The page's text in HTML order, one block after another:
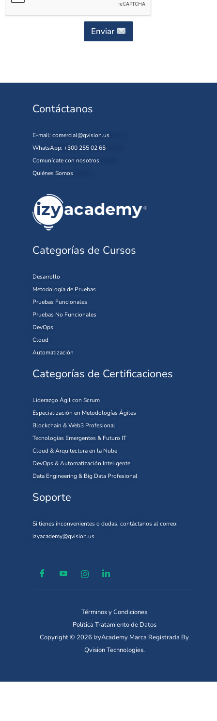
Enviar
Contáctanos
E-mail: comercial@qvision.us
WhatsApp: +300 255 02 65
Comunícate con nosotros
Quiénes Somos
Categorías de Cursos
Desarrollo
Metodología de Pruebas
Pruebas Funcionales
Pruebas No Funcionales
DevOps
Cloud
Automatización
Categorías de Certificaciones
Liderazgo Ágil con Scrum
Especialización en Metodologías Ágiles
Blockchain & Web3 Profesional
Tecnologías Emergentes & Futuro IT
Cloud & Arquitectura en la Nube
DevOps & Automatización Inteligente
Data Engineering & Big Data Profesional
Soporte
Si tienes inconvenientes o dudas, contáctanos al correo:
izyacademy@qvision.us
Términos y Condiciones
Política Tratamiento de Datos
Copyright © 2026 IzyAcademy Marca Registrada By
Qvision Technologies.